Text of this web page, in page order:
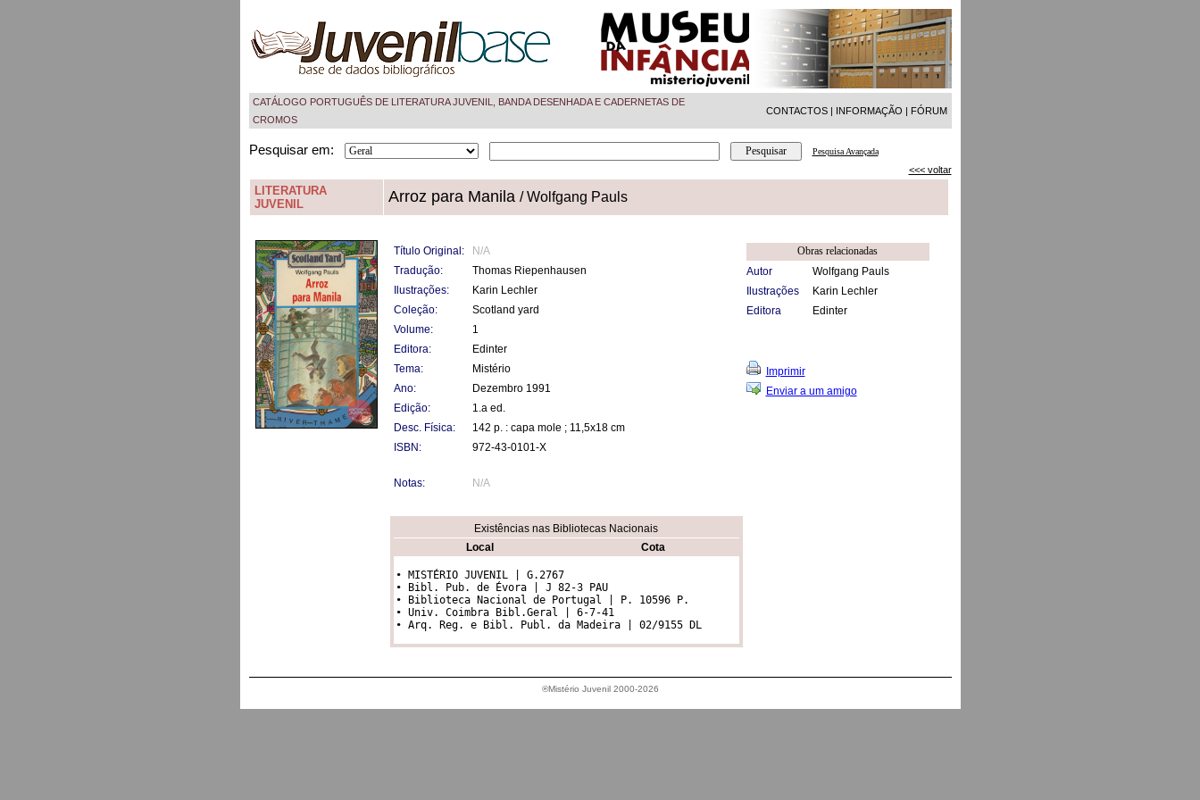
CATÁLOGO PORTUGUÊS DE LITERATURA JUVENIL, BANDA DESENHADA E CADERNETAS DE
CROMOS
CONTACTOS | INFORMAÇÃO | FÓRUM
Pesquisar em: Pesquisa Avançada
<<< voltar
LITERATURA
JUVENIL
Arroz para Manila / Wolfgang Pauls
Título Original:
N/A
Tradução:
Thomas Riepenhausen
Ilustrações:
Karin Lechler
Coleção:
Scotland yard
Volume:
1
Editora:
Edinter
Tema:
Mistério
Ano:
Dezembro 1991
Edição:
1.a ed.
Desc. Física:
142 p. : capa mole ; 11,5x18 cm
ISBN:
972-43-0101-X
Notas: N/A
Existências nas Bibliotecas Nacionais
Local
Cota
• MISTÉRIO JUVENIL | G.2767
• Bibl. Pub. de Évora | J 82-3 PAU
• Biblioteca Nacional de Portugal | P. 10596 P.
• Univ. Coimbra Bibl.Geral | 6-7-41
• Arq. Reg. e Bibl. Publ. da Madeira | 02/9155 DL
Obras relacionadas
Autor
Wolfgang Pauls
Ilustrações
Karin Lechler
Editora
Edinter
Imprimir
Enviar a um amigo
®Mistério Juvenil 2000-2026